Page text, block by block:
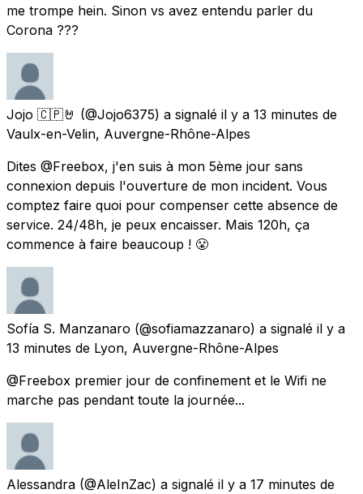
me trompe hein. Sinon vs avez entendu parler du
Corona ???
Jojo 🇨🇵🤘 (@Jojo6375) a signalé il y a 13 minutes de
Vaulx-en-Velin, Auvergne-Rhône-Alpes
Dites @Freebox, j'en suis à mon 5ème jour sans
connexion depuis l'ouverture de mon incident. Vous
comptez faire quoi pour compenser cette absence de
service. 24/48h, je peux encaisser. Mais 120h, ça
commence à faire beaucoup ! 😤
Sofía S. Manzanaro (@sofiamazzanaro) a signalé il y a
13 minutes de Lyon, Auvergne-Rhône-Alpes
@Freebox premier jour de confinement et le Wifi ne
marche pas pendant toute la journée...
Alessandra (@AleInZac) a signalé il y a 17 minutes de